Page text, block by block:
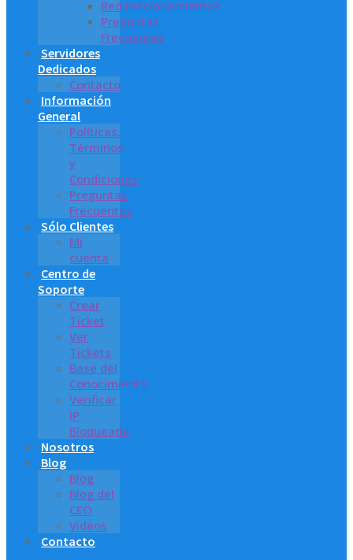
Redireccionamientos
Preguntas
Frecuentes
Servidores
Dedicados
Contacto
Información
General
Políticas,
Términos
y
Condiciones
Preguntas
Frecuentes
Sólo Clientes
Mi
cuenta
Centro de
Soporte
Crear
Ticket
Ver
Tickets
Base del
Conocimiento
Verificar
IP
Bloqueada
Nosotros
Blog
Blog
Blog del
CEO
Videos
Contacto